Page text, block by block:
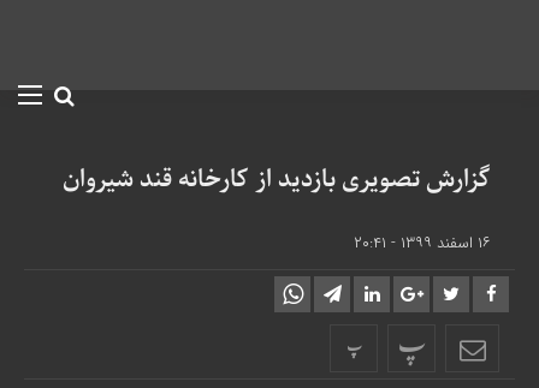
گزارش تصویری بازدید از کارخانه قند شیروان
۱۶ اسفند ۱۳۹۹ - ۲۰:۴۱
پ پ